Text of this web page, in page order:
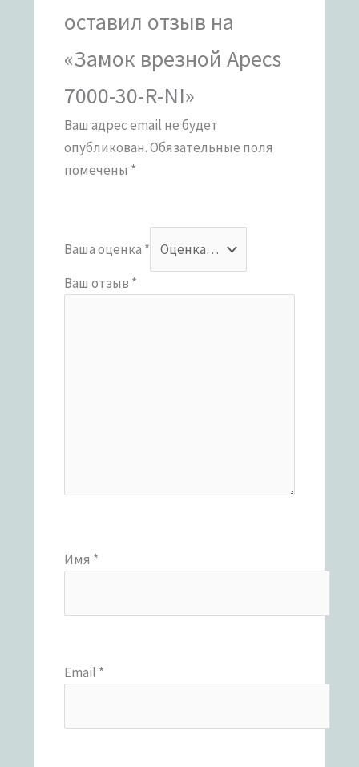
оставил отзыв на
«Замок врезной Apecs
7000-30-R-NI»
Ваш адрес email не будет
опубликован.Обязательные поля
помечены *
Ваша оценка *
Ваш отзыв *
Имя *
Email *